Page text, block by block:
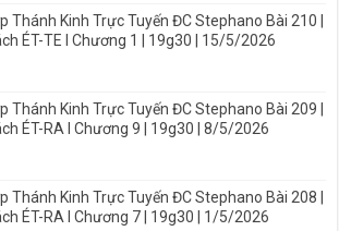
Thánh Kinh Trực Tuyến ĐC Stephano Bài 210 |
ÉT-TE I Chương 1 | 19g30 | 15/5/2026
Thánh Kinh Trực Tuyến ĐC Stephano Bài 209 |
ÉT-RA I Chương 9 | 19g30 | 8/5/2026
Thánh Kinh Trực Tuyến ĐC Stephano Bài 208 |
ÉT-RA I Chương 7 | 19g30 | 1/5/2026